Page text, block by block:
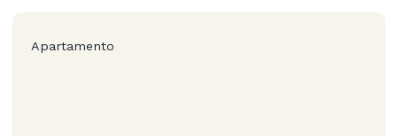
Apartamento